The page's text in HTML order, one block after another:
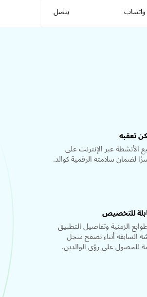
يتصل واتساب
تعقبه
عبر الإنترنت على
لضمان سلامته الرقمية كوالد.
للتخصيص
الزمنية وتفاصيل التطبيق
السابقة أثناء تصفح سجل
للحصول على رؤى الوالدين.